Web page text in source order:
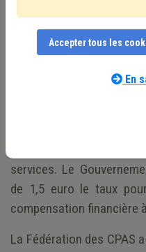
La contribution du
services. Le
de 1,5 euro le taux
compensation financière
La Fédération des CPAS
Accepter tous les
En